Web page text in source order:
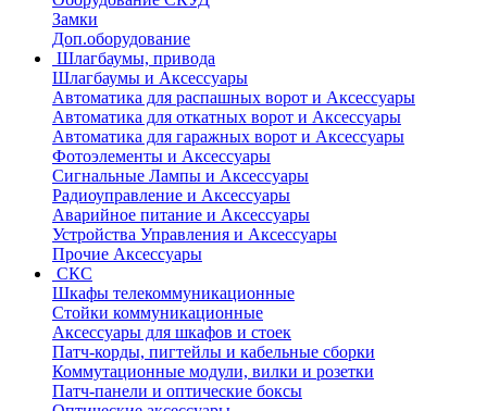
Замки
Доп.оборудование
Шлагбаумы, привода
Шлагбаумы и Аксессуары
Автоматика для распашных ворот и Аксессуары
Автоматика для откатных ворот и Аксессуары
Автоматика для гаражных ворот и Аксессуары
Фотоэлементы и Аксессуары
Сигнальные Лампы и Аксессуары
Радиоуправление и Аксессуары
Аварийное питание и Аксессуары
Устройства Управления и Аксессуары
Прочие Аксессуары
СКС
Шкафы телекоммуникационные
Стойки коммуникационные
Аксессуары для шкафов и стоек
Патч-корды, пигтейлы и кабельные сборки
Коммутационные модули, вилки и розетки
Патч-панели и оптические боксы